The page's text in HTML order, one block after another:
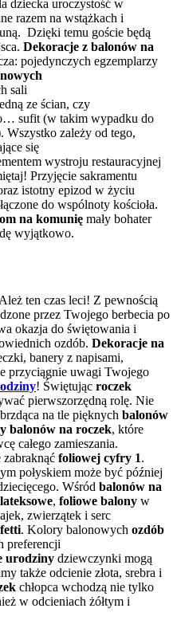
dziecka uroczystość w
razem na wstążkach i
Dzięki temu goście będą
Dekoracje z balonów na
pojedynczych egzemplarzy
sali
ze ścian, czy
sufit (w takim wypadku do
Wszystko zależy od tego,
się
wystroju restauracyjnej
Przyjęcie sakramentu
istotny epizod w życiu
do wspólnoty kościoła.
na komunię mały bohater
wyjątkowo.
ten czas leci! Z pewnością
przez Twojego berbecia po
okazja do świętowania i
ozdób. Dekoracje na
banery z napisami,
przyciągnie uwagi Twojego
! Świętując roczek
pierwszorzędną rolę. Nie
na tle pięknych balonów
balonów na roczek, które
całego zamieszania.
zabraknąć foliowej cyfry 1.
połyskiem może być później
Wśród balonów na
, foliowe balony w
zwierzątek i serc
. Kolory balonowych ozdób
preferencji
urodziny dziewczynki mogą
także odcienie złota, srebra i
chłopca wchodzą nie tylko
w odcieniach żółtym i